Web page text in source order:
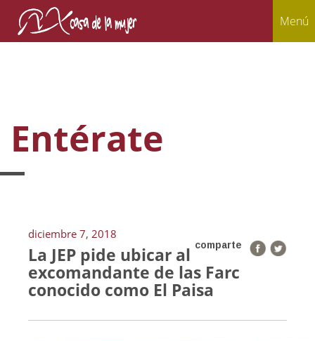
Menú
Entérate
diciembre 7, 2018
comparte
La JEP pide ubicar al
excomandante de las Farc
conocido como El Paisa